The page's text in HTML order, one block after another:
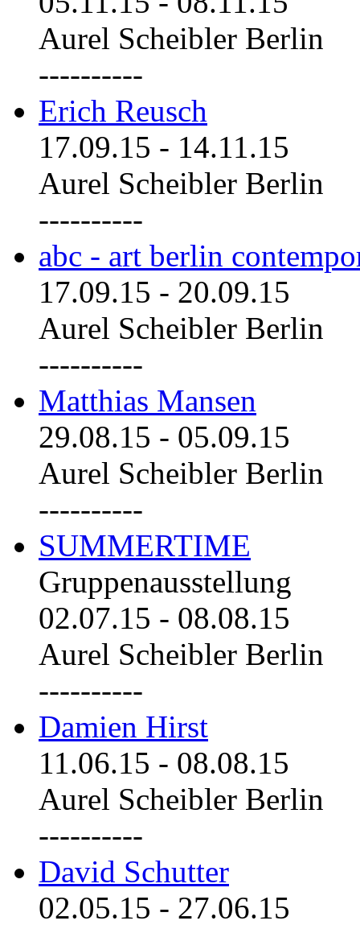
Aurel Scheibler Berlin
----------
Erich Reusch
17.09.15 - 14.11.15
Aurel Scheibler Berlin
----------
abc - art berlin
17.09.15 - 20.09.15
Aurel Scheibler Berlin
----------
Matthias Mansen
29.08.15 - 05.09.15
Aurel Scheibler Berlin
----------
SUMMERTIME
Gruppenausstellung
02.07.15 - 08.08.15
Aurel Scheibler Berlin
----------
Damien Hirst
11.06.15 - 08.08.15
Aurel Scheibler Berlin
----------
David Schutter
02.05.15 - 27.06.15